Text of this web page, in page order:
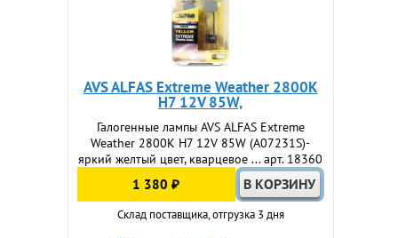
AVS ALFAS Extreme Weather 2800К
H7 12V 85W,
Галогенные лампы AVS ALFAS Extreme
Weather 2800К H7 12V 85W (A07231S)-
яркий желтый цвет, кварцевое ... арт. 18360
1 380 ₽
Склад поставщика, отгрузка 3 дня